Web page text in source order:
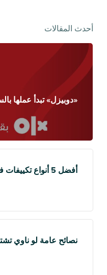
أحدث المقالات
«دوبيزل» تبدأ عملها
أفضل 5 أنواع تكييفات في مصر
نصائح عامة لو ناوي